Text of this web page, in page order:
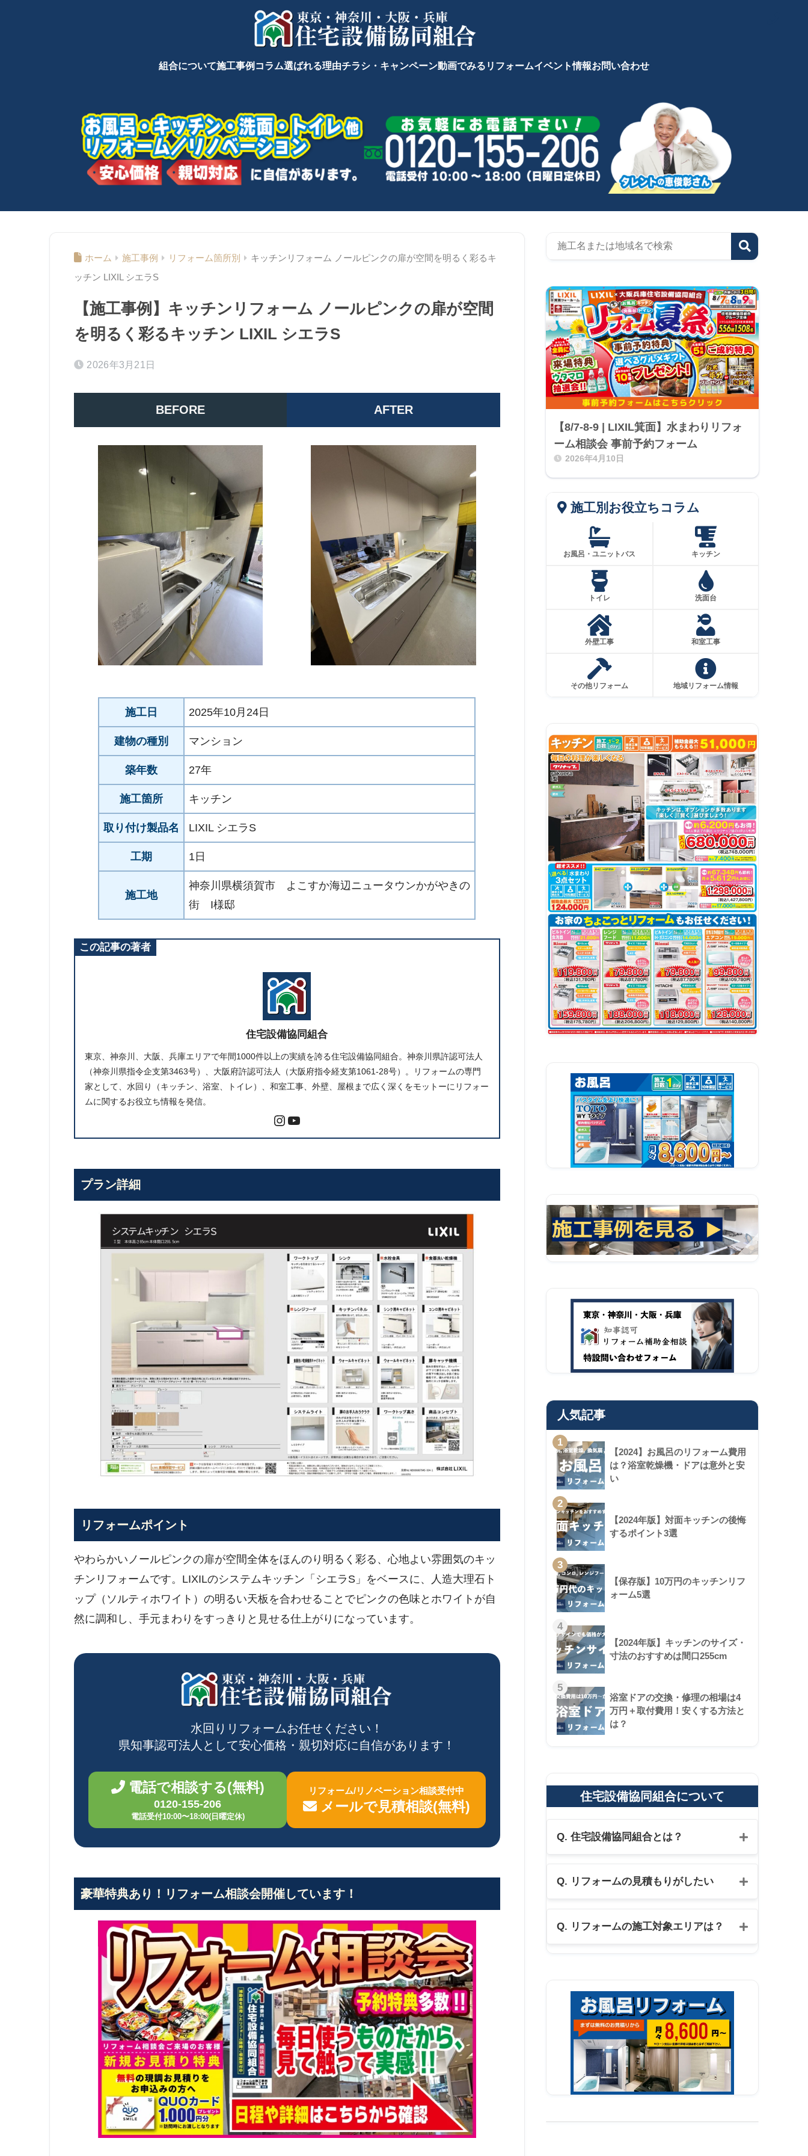
組合について施工事例 コラム選ばれる理由チラシ・キャンペーン動画でみるリフォームイベント情報お問い合わせ
ホーム 施工事例 リフォーム箇所別
キッチンリフォーム ノールピンクの扉が空間を明るく彩るキ
ッチン LIXIL シエラS
【施工事例】キッチンリフォーム ノールピンクの扉が空間
を明るく彩るキッチン LIXIL シエラS
2026年3月21日
BEFORE AFTER
施工日 2025年10月24日
建物の種別 マンション
築年数 27年
施工箇所 キッチン
取り付け製品名 LIXIL シエラS
工期 1日
施工地
神奈川県横須賀市 よこすか海辺ニュータウンかがやきの
街 I様邸
この記事の著者
住宅設備協同組合
東京、神奈川、大阪、兵庫エリアで年間1000件以上の実績を誇る住宅設備協同組合。神奈川県許認可法人
（神奈川県指令企支第3463号）、大阪府許認可法人（大阪府指令経支第1061-28号）。リフォームの専門
家として、水回り（キッチン、浴室、トイレ）、和室工事、外壁、屋根まで広く深くをモットーにリフォー
ムに関するお役立ち情報を発信。
プラン詳細
リフォームポイント
やわらかいノールピンクの扉が空間全体をほんのり明るく彩る、心地よい雰囲気のキッ
チンリフォームです。LIXILのシステムキッチン「シエラS」をベースに、人造大理石ト
ップ（ソルティホワイト）の明るい天板を合わせることでピンクの色味とホワイトが自
然に調和し、手元まわりをすっきりと見せる仕上がりになっています。
水回りリフォームお任せください！
県知事認可法人として安心価格・親切対応に自信があります！
電話で相談する(無料)
0120-155-206
電話受付10:00〜18:00(日曜定休)
リフォーム/リノベーション相談受付中
メールで見積相談(無料)
豪華特典あり！リフォーム相談会開催しています！
【8/7-8-9 | LIXIL箕面】水まわりリフォ
ーム相談会 事前予約フォーム
2026年4月10日
施工別お役立ちコラム
お風呂・ユニットバス キッチン
トイレ 洗面台
外壁工事 和室工事
その他リフォーム 地域リフォーム情報
人気記事
1
【2024】お風呂のリフォーム費用
は？浴室乾燥機・ドアは意外と安
い
2
【2024年版】対面キッチンの後悔
するポイント3選
3
【保存版】10万円のキッチンリフ
ォーム5選
4
【2024年版】キッチンのサイズ・
寸法のおすすめは間口255cm
5
浴室ドアの交換・修理の相場は4
万円＋取付費用！安くする方法と
は？
住宅設備協同組合について
Q. 住宅設備協同組合とは？
Q. リフォームの見積もりがしたい
Q. リフォームの施工対象エリアは？